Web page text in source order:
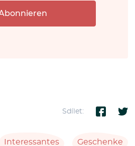
Sdílet:
Interessantes Geschenke